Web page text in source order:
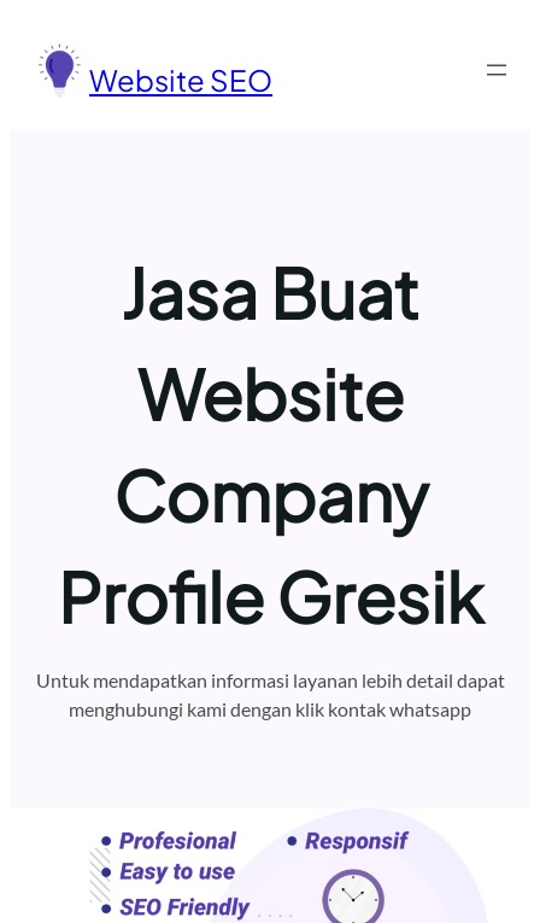
konten
Website SEO
Jasa Buat
Website
Company
Profile Gresik
Untuk mendapatkan informasi layanan lebih detail dapat
menghubungi kami dengan klik kontak whatsapp